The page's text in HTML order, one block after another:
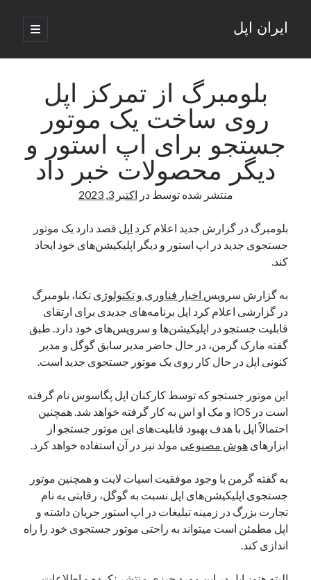
ایران اپل
باز
کردن
اصلی
نوار
کناری
جستجو
نوشته‌های تازه
راه‌های اتصال موبایل و کامپیوتر به یکدیگر: تجربه‌ای یکپارچه و کاربردی
انتقاد کاربران از اتمام زودهنگام بسته‌های اینترنت ایرانسل همزمان با شرایط
جنگی
ادعای نت‌بلاکس: قطعی اینترنت ایران بیش از 120 ساعت ادامه یافت؛ اتصال
قطعی اینترنت در ایران از مرز 48 ساعت گذشت!
گوشی HMD Luma با دوربین 50 مگاپیکسل و نمایشگر 120 هرتز رونمایی شد
آخرین دیدگاه‌ها
یک نویسنده دیدگاه وردپرس در تعمیرات تخصصی فیس آیدی
بایگانی‌ها
مارس 2026
دسامبر 2025
نوامبر 2025
آگوست 2025
جولای 2025
ژوئن 2025
می 2025
آوریل 2025
بلومبرگ از تمرکز اپل
روی ساخت یک موتور
جستجو برای اپ استور و
دیگر محصولات خبر داد
منتشر شده توسطدر اکتبر 3, 2023
بلومبرگ در گزارش جدید اعلام کرد اپل قصد دارد یک موتور
جستجوی جدید در اپ استور و دیگر اپلیکیشن‌های خود ایجاد
کند.
به گزارش سرویس اخبار فناوری و تکنولوژی تکنا، بلومبرگ
در گزارشی اعلام کرد اپل برنامه‌های جدیدی برای ارتقای
قابلیت جستجو در اپلیکیشن‌ها و سرویس‌های خود دارد. طبق
گفته مارک گرمن، در حال حاضر مدیر سابق گوگل و مدیر
کنونی اپل در حال کار روی یک موتور جستجوی جدید است.
این موتور جستجو که توسط کارکنان اپل پگاسوس نام گرفته
است در iOS و مک او اس به کار گرفته خواهد شد. همچنین
احتمالاً اپل با هدف بهبود قابلیت‌های این موتور جستجو از
ابزارهایهوش مصنوعی مولد نیز در آن استفاده خواهد کرد.
به گفته گرمن با وجود موفقیت اسپات لایت و همچنین موتور
جستجوی اپلیکیشن‌های اپل نسبت به گوگل، رقابتی به نام
تجارت بزرگ در زمینه تبلیغات در اپ استور جریان داشته و
اپل مطمئن است میتواند به راحتی موتور جستجوی خود را راه
اندازی کند.